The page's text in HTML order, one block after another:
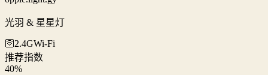
光羽 & 星星灯
🛜2.4GWi‑Fi
推荐指数
40%